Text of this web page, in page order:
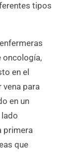
tipos
oncología,
en el
para
en un
primera
que